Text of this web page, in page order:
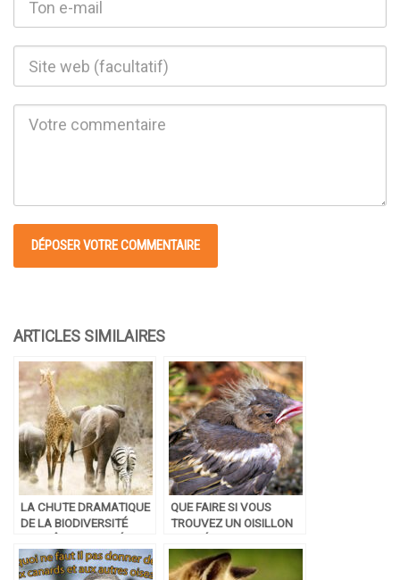
LA CHUTE DRAMATIQUE
DE LA BIODIVERSITÉ
SELON UNE ÉTUDE
SCIENTIFIQUE
QUE FAIRE SI VOUS
TROUVEZ UN OISILLON